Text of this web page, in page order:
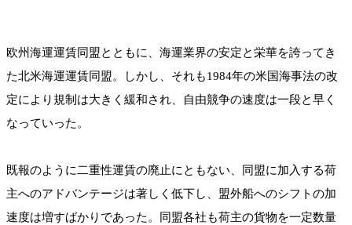
欧州海運運賃同盟とともに、海運業界の安定と栄華を誇ってき
た北米海運運賃同盟。しかし、それも1984年の米国海事法の改
定により規制は大きく緩和され、自由競争の速度は一段と早く
なっていった。
既報のように二重性運賃の廃止にともない、同盟に加入する荷
主へのアドバンテージは著しく低下し、盟外船へのシフトの加
速度は増すばかりであった。同盟各社も荷主の貨物を一定数量